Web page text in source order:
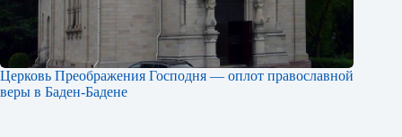
Церковь Преображения Господня — оплот православной
веры в Баден-Бадене